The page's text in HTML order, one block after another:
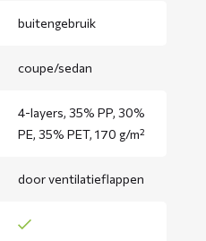
buitengebruik
coupe/sedan
4-layers, 35% PP, 30%
PE, 35% PET, 170 g/m²
door ventilatieflappen